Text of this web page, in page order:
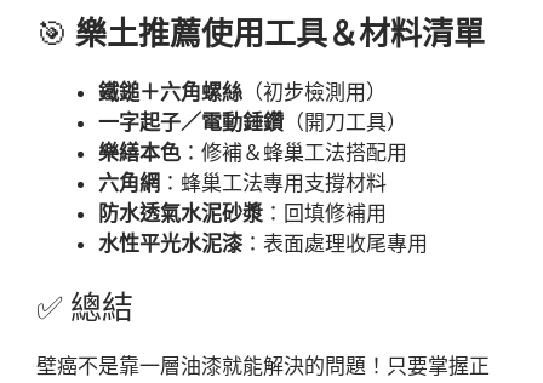
🎯 樂土推薦使用工具＆材料清單
鐵鎚＋六角螺絲 （初步檢測用）
一字起子／電動錘鑽 （開刀工具）
樂繕本色 ：修補＆蜂巢工法搭配用
六角網 ：蜂巢工法專用支撐材料
防水透氣水泥砂漿 ：回填修補用
水性平光水泥漆 ：表面處理收尾專用
✅ 總結
壁癌不是靠一層油漆就能解決的問題！只要掌握正